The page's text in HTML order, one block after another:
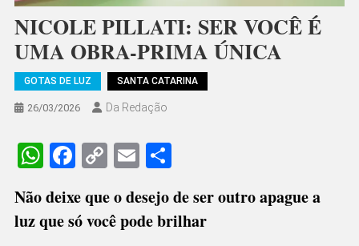
NICOLE PILLATI: SER VOCÊ É
UMA OBRA-PRIMA ÚNICA
GOTAS DE LUZ SANTA CATARINA
26/03/2026 Da Redação
WhatsApp
Facebook
CopyEmailShare
Não deixe que o desejo de ser outro apague a
luz que só você pode brilhar